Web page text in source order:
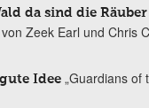
da sind die Räuber
Zeek Earl und Chris
Idee „Guardians of